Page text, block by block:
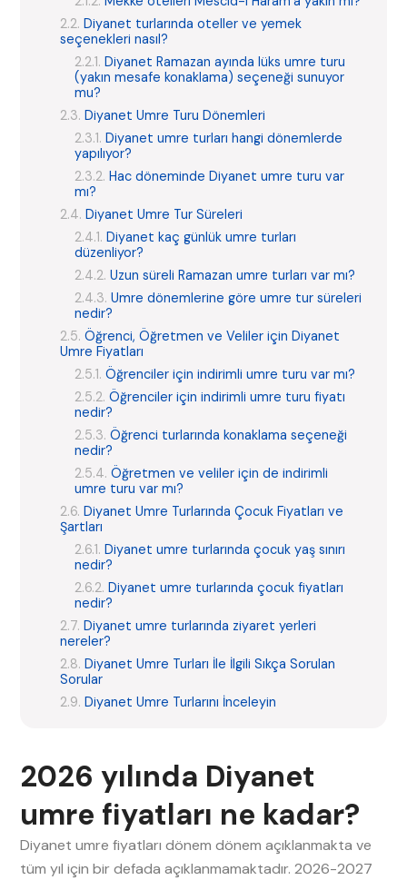
Diyanet turlarında oteller ve yemek
seçenekleri nasıl?
Diyanet Ramazan ayında lüks umre turu
(yakın mesafe konaklama) seçeneği sunuyor
mu?
Diyanet Umre Turu Dönemleri
Diyanet umre turları hangi dönemlerde
yapılıyor?
Hac döneminde Diyanet umre turu var
mı?
Diyanet Umre Tur Süreleri
Diyanet kaç günlük umre turları
düzenliyor?
Uzun süreli Ramazan umre turları var mı?
Umre dönemlerine göre umre tur süreleri
nedir?
Öğrenci, Öğretmen ve Veliler için Diyanet
Umre Fiyatları
Öğrenciler için indirimli umre turu var mı?
Öğrenciler için indirimli umre turu fiyatı
nedir?
Öğrenci turlarında konaklama seçeneği
nedir?
Öğretmen ve veliler için de indirimli
umre turu var mı?
Diyanet Umre Turlarında Çocuk Fiyatları ve
Şartları
Diyanet umre turlarında çocuk yaş sınırı
nedir?
Diyanet umre turlarında çocuk fiyatları
nedir?
Diyanet umre turlarında ziyaret yerleri
nereler?
Diyanet Umre Turları İle İlgili Sıkça Sorulan
Sorular
Diyanet Umre Turlarını İnceleyin
2026 yılında Diyanet
umre fiyatları ne kadar?
Diyanet umre fiyatları dönem dönem açıklanmakta ve
tüm yıl için bir defada açıklanmamaktadır. 2026-2027